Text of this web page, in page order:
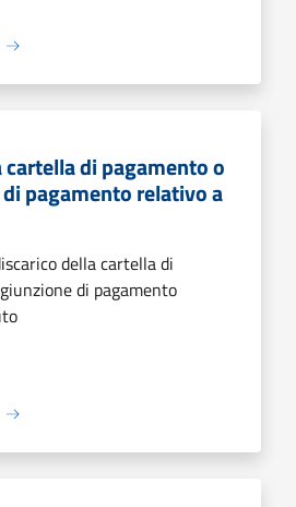
di pagamento o
pagamento relativo a
della cartella di
di pagamento